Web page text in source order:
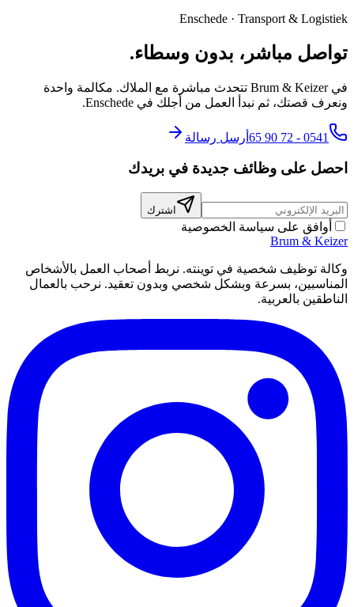
Enschede · Transport & Logistiek
تواصل مباشر، بدون وسطاء.
في Brum & Keizer تتحدث مباشرة مع الملاك. مكالمة واحدة
ونعرف قصتك، ثم نبدأ العمل من أجلك في Enschede.
0541 - 72 90 65 أرسل رسالة
احصل على وظائف جديدة في بريدك
اشترك
أوافق على سياسة الخصوصية
Brum & Keizer
وكالة توظيف شخصية في توينته. نربط أصحاب العمل بالأشخاص
المناسبين، بسرعة وبشكل شخصي وبدون تعقيد. نرحب بالعمال
الناطقين بالعربية.